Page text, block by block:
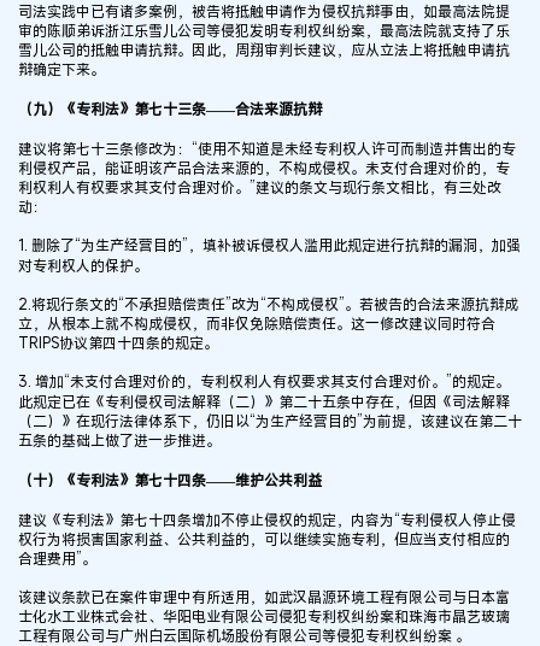
司法实践中已有诸多案例，被告将抵触申请作为侵权抗辩事由，如最高法院提
审的陈顺弟诉浙江乐雪儿公司等侵犯发明专利权纠纷案，最高法院就支持了乐
雪儿公司的抵触申请抗辩。因此，周翔审判长建议，应从立法上将抵触申请抗
辩确定下来。
（九）《专利法》第七十三条——合法来源抗辩
建议将第七十三条修改为：“使用不知道是未经专利权人许可而制造并售出的专
利侵权产品，能证明该产品合法来源的，不构成侵权。未支付合理对价的，专
利权利人有权要求其支付合理对价。”建议的条文与现行条文相比，有三处改
动：
1. 删除了“为生产经营目的”，填补被诉侵权人滥用此规定进行抗辩的漏洞，加强
对专利权人的保护。
2.将现行条文的“不承担赔偿责任”改为“不构成侵权”。若被告的合法来源抗辩成
立，从根本上就不构成侵权，而非仅免除赔偿责任。这一修改建议同时符合
TRIPS协议第四十四条的规定。
3. 增加“未支付合理对价的，专利权利人有权要求其支付合理对价。”的规定。
此规定已在《专利侵权司法解释（二）》第二十五条中存在，但因《司法解释
（二）》在现行法律体系下，仍旧以“为生产经营目的”为前提，该建议在第二十
五条的基础上做了进一步推进。
（十）《专利法》第七十四条——维护公共利益
建议《专利法》第七十四条增加不停止侵权的规定，内容为“专利侵权人停止侵
权行为将损害国家利益、公共利益的，可以继续实施专利，但应当支付相应的
合理费用”。
该建议条款已在案件审理中有所适用，如武汉晶源环境工程有限公司与日本富
士化水工业株式会社、华阳电业有限公司侵犯专利权纠纷案和珠海市晶艺玻璃
工程有限公司与广州白云国际机场股份有限公司等侵犯专利权纠纷案 。